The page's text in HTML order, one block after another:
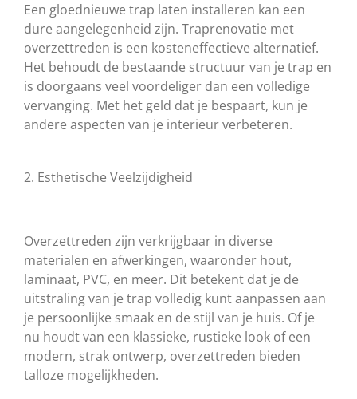
Een gloednieuwe trap laten installeren kan een
dure aangelegenheid zijn. Traprenovatie met
overzettreden is een kosteneffectieve alternatief.
Het behoudt de bestaande structuur van je trap en
is doorgaans veel voordeliger dan een volledige
vervanging. Met het geld dat je bespaart, kun je
andere aspecten van je interieur verbeteren.
2. Esthetische Veelzijdigheid
Overzettreden zijn verkrijgbaar in diverse
materialen en afwerkingen, waaronder hout,
laminaat, PVC, en meer. Dit betekent dat je de
uitstraling van je trap volledig kunt aanpassen aan
je persoonlijke smaak en de stijl van je huis. Of je
nu houdt van een klassieke, rustieke look of een
modern, strak ontwerp, overzettreden bieden
talloze mogelijkheden.